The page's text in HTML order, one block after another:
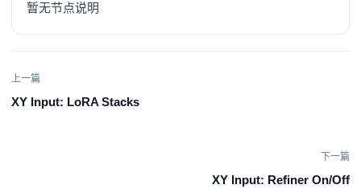
暂无节点说明
上一篇
XY Input: LoRA Stacks
下一篇
XY Input: Refiner On/Off